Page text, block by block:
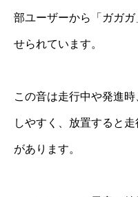
部ユーザーから「ガガ
せられています。
この音は走行中や発進
しやすく、放置すると
があります。